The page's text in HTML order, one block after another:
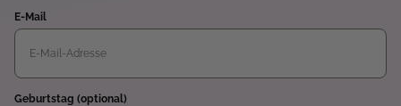
E-Mail
Geburtstag (optional)